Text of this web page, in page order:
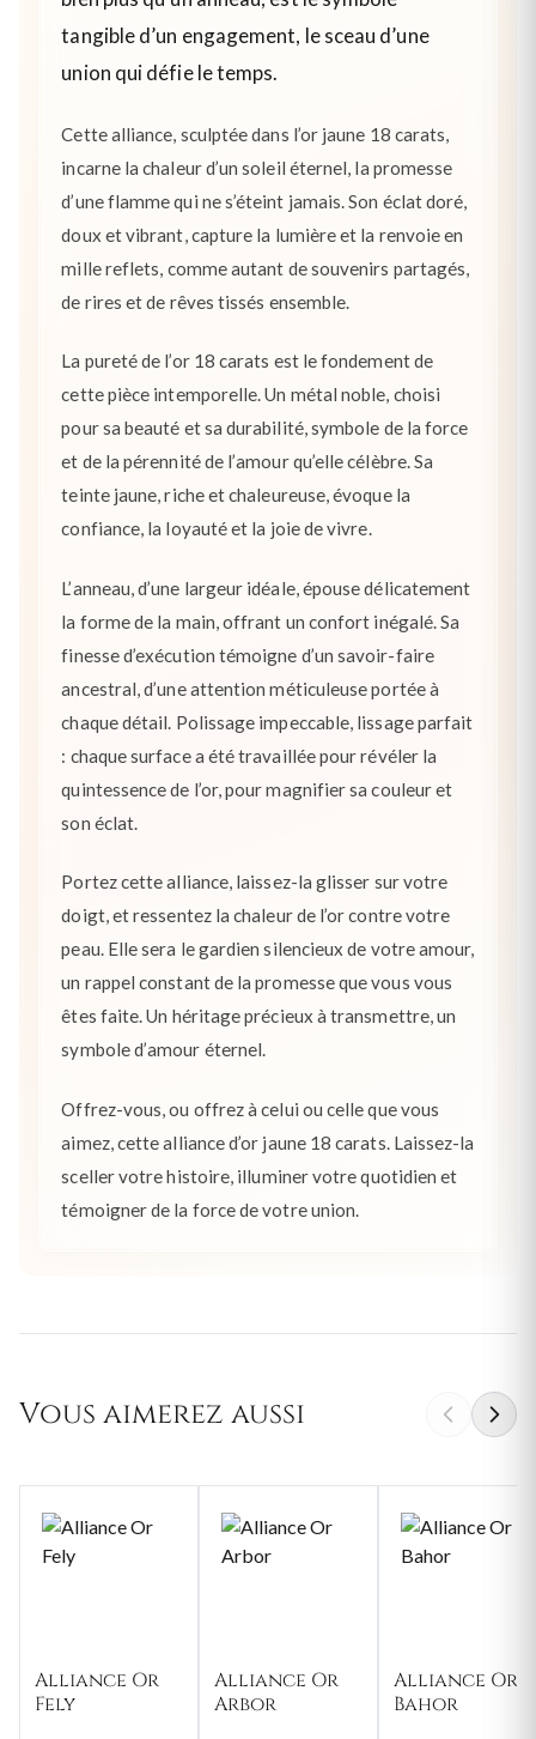
tangible d’un engagement, le sceau d’une
union qui défie le temps.
Cette alliance, sculptée dans l’or jaune 18 carats,
incarne la chaleur d’un soleil éternel, la promesse
d’une flamme qui ne s’éteint jamais. Son éclat doré,
doux et vibrant, capture la lumière et la renvoie en
mille reflets, comme autant de souvenirs partagés,
de rires et de rêves tissés ensemble.
La pureté de l’or 18 carats est le fondement de
cette pièce intemporelle. Un métal noble, choisi
pour sa beauté et sa durabilité, symbole de la force
et de la pérennité de l’amour qu’elle célèbre. Sa
teinte jaune, riche et chaleureuse, évoque la
confiance, la loyauté et la joie de vivre.
L’anneau, d’une largeur idéale, épouse délicatement
la forme de la main, offrant un confort inégalé. Sa
finesse d’exécution témoigne d’un savoir-faire
ancestral, d’une attention méticuleuse portée à
chaque détail. Polissage impeccable, lissage parfait
: chaque surface a été travaillée pour révéler la
quintessence de l’or, pour magnifier sa couleur et
son éclat.
Portez cette alliance, laissez-la glisser sur votre
doigt, et ressentez la chaleur de l’or contre votre
peau. Elle sera le gardien silencieux de votre amour,
un rappel constant de la promesse que vous vous
êtes faite. Un héritage précieux à transmettre, un
symbole d’amour éternel.
Offrez-vous, ou offrez à celui ou celle que vous
aimez, cette alliance d’or jaune 18 carats. Laissez-la
sceller votre histoire, illuminer votre quotidien et
témoigner de la force de votre union.
Vous aimerez aussi
Alliance Or
Fely
Alliance Or
Arbor
Alliance Or
Bahor